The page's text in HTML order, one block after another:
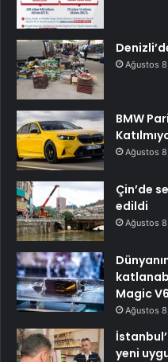
Ağustos
BMW
Ağustos
Çin’de
edildi
Ağustos
Magic
Ağustos
yeni